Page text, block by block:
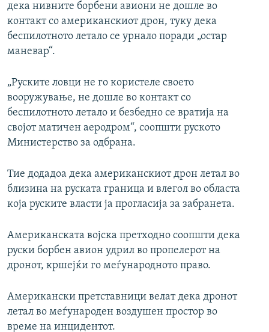
дека нивните борбени авиони не дошле во
контакт со американскиот дрон, туку дека
беспилотното летало се урнало поради „остар
маневар“.
„Руските ловци не го користеле своето
вооружување, не дошле во контакт со
беспилотното летало и безбедно се вратија на
својот матичен аеродром“, соопшти руското
Министерство за одбрана.
Тие додадоа дека американскиот дрон летал во
близина на руската граница и влегол во областа
која руските власти ја прогласија за забранета.
Американската војска претходно соопшти дека
руски борбен авион удрил во пропелерот на
дронот, кршејќи го меѓународното право.
Американски претставници велат дека дронот
летал во меѓународен воздушен простор во
време на инцидентот.